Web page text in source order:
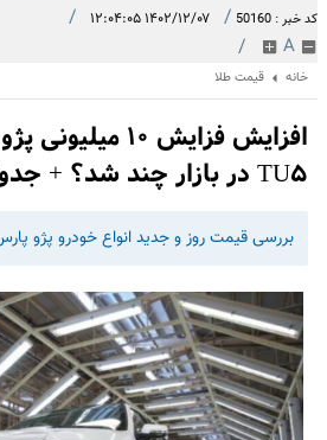
کد خبر : 50160 / ۱۴۰۲/۱۲/۰۷ ۱۲:۰۴:۰۵ /
A
/
خانه قیمت طلا
TU۵ در بازار چند شد؟ + جدول
بررسی قیمت روز و جدید انواع خودرو پژو پارس در